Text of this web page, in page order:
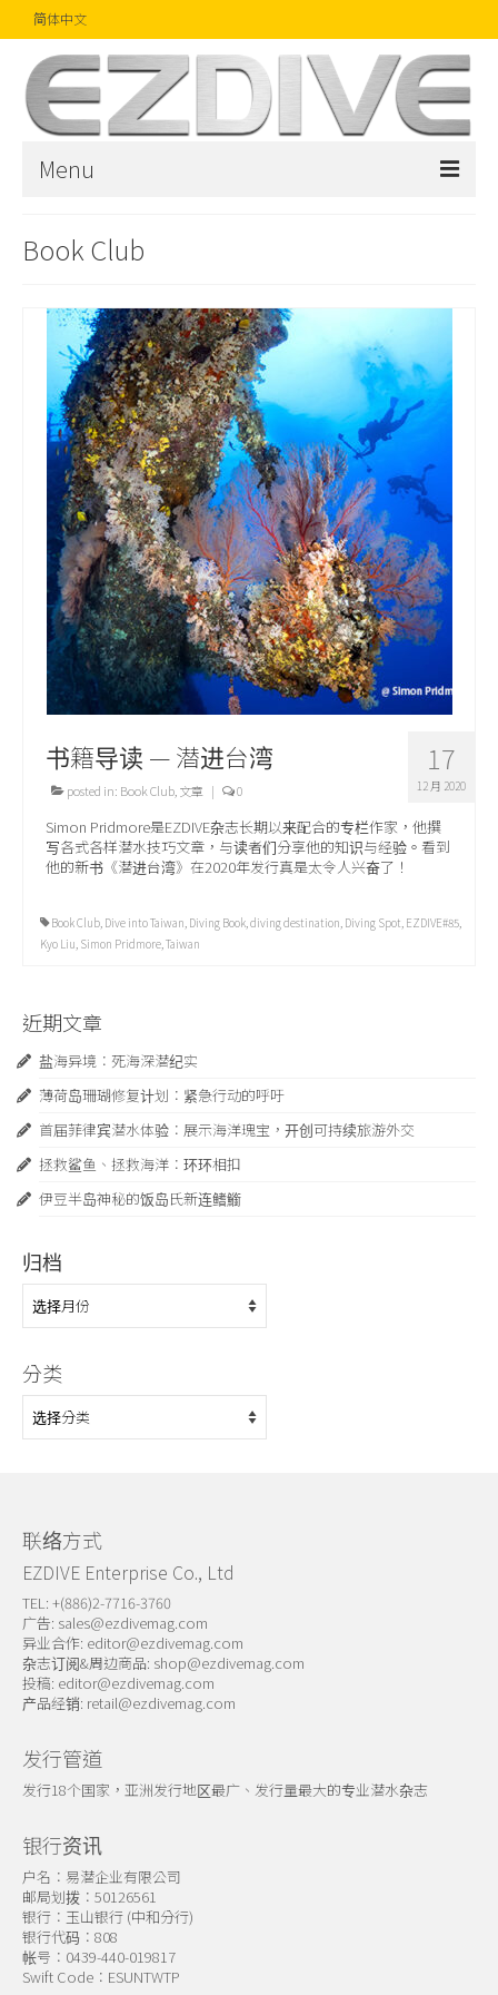
简体中文
Menu
文章
精品
摄影比赛
话题焦点
关于我们
Book Club
17
12 月 2020
书籍导读 — 潜进台湾
posted in: Book Club 文章 | 0
Simon Pridmore是EZDIVE杂志长期以来配合的专栏作家，他撰
写各式各样潜水技巧文章，与读者们分享他的知识与经验。看到
他的新书《潜进台湾》在2020年发行真是太令人兴奋了！
Book Club Dive into Taiwan Diving Book diving destination Diving Spot EZDIVE#85
Kyo Liu Simon Pridmore Taiwan
近期文章
盐海异境：死海深潜纪实
薄荷岛珊瑚修复计划：紧急行动的呼吁
首届菲律宾潜水体验：展示海洋瑰宝，开创可持续旅游外交
拯救鲨鱼、拯救海洋：环环相扣
伊豆半岛神秘的饭岛氏新连鳍䲗
归档
归
档
分类
分
类
联络方式
EZDIVE Enterprise Co., Ltd
TEL: +(886)2-7716-3760
广告: sales@ezdivemag.com
异业合作: editor@ezdivemag.com
杂志订阅&周边商品: shop@ezdivemag.com
投稿: editor@ezdivemag.com
产品经销: retail@ezdivemag.com
发行管道
发行18个国家，亚洲发行地区最广、发行量最大的专业潜水杂志
银行资讯
户名：易潜企业有限公司
邮局划拨：50126561
银行：玉山银行 (中和分行)
银行代码：808
帐号：0439-440-019817
Swift Code：ESUNTWTP